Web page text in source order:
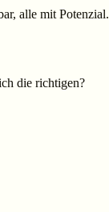
alle mit Potenzial.
die richtigen?